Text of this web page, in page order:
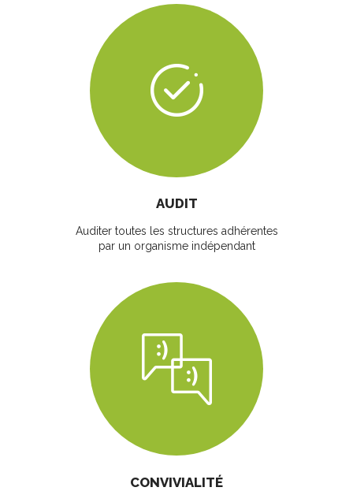
AUDIT
Auditer toutes les structures adhérentes
par un organisme indépendant
CONVIVIALITÉ